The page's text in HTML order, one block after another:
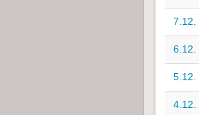
7.12.
6.12.
5.12.
4.12.